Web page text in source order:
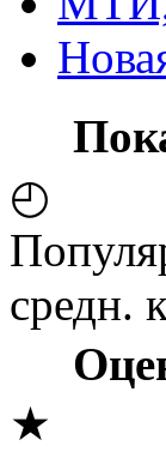
◴
средн.
★